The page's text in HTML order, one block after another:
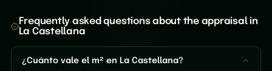
Frequently asked questions about the appraisal in
La Castellana
¿Cuánto vale el m² en La Castellana?